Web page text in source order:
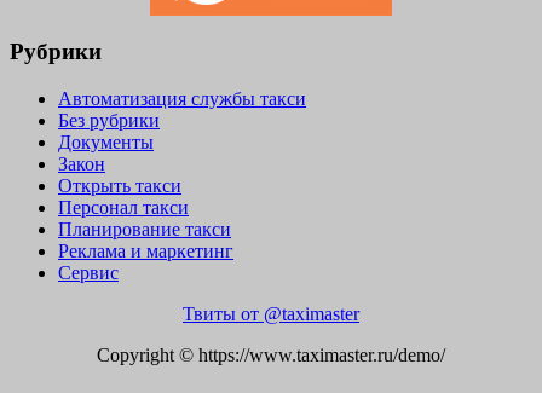
Рубрики
Автоматизация службы такси
Без рубрики
Документы
Закон
Открыть такси
Персонал такси
Планирование такси
Реклама и маркетинг
Сервис
Твиты от @taximaster
Copyright © https://www.taximaster.ru/demo/